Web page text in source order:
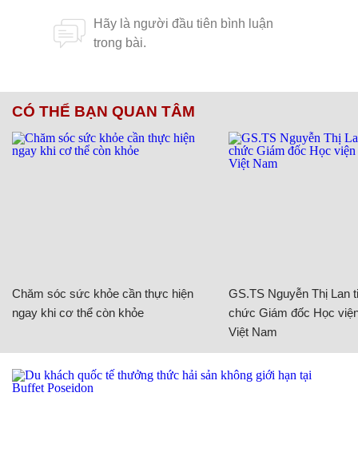
CÓ THỂ BẠN QUAN TÂM
Chăm sóc sức khỏe cần thực hiện
ngay khi cơ thể còn khỏe
GS.TS Nguyễn Thị Lan
chức Giám đốc Học
Việt Nam